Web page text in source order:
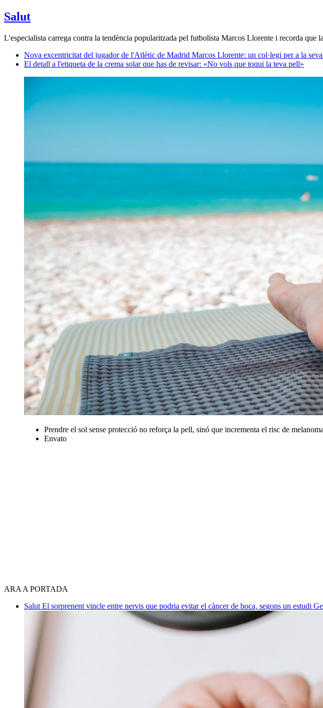
Salut
L'especialista carrega contra la tendència popularitzada pel futbolista Marcos Llorente i recorda
Nova excentricitat del jugador de l'Atlètic de Madrid Marcos Llorente: un col·legi per a la
El detall a l'etiqueta de la crema solar que has de revisar: «No vols que toqui la teva pell»
Prendre el sol sense protecció no reforça la pell, sinó que incrementa el risc de
Envato
ARA A PORTADA
Salut El sorprenent vincle entre nervis que podria evitar el càncer de boca, segons un estudi